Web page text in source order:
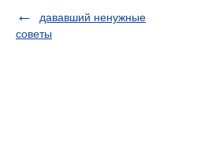
дававший ненужные
советы